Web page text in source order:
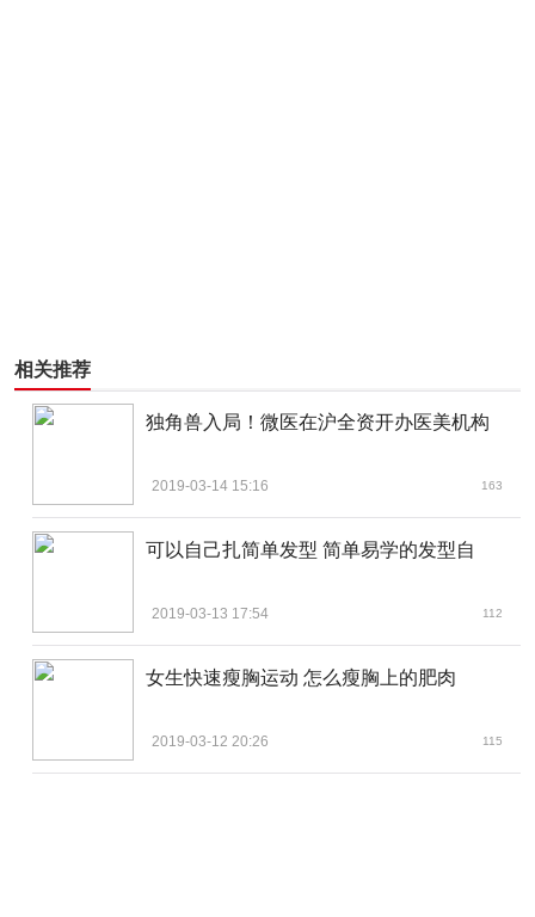
相关推荐
独角兽入局！微医在沪全资开办医美机构
2019-03-14 15:16 163
可以自己扎简单发型 简单易学的发型自
2019-03-13 17:54 112
女生快速瘦胸运动 怎么瘦胸上的肥肉
2019-03-12 20:26 115